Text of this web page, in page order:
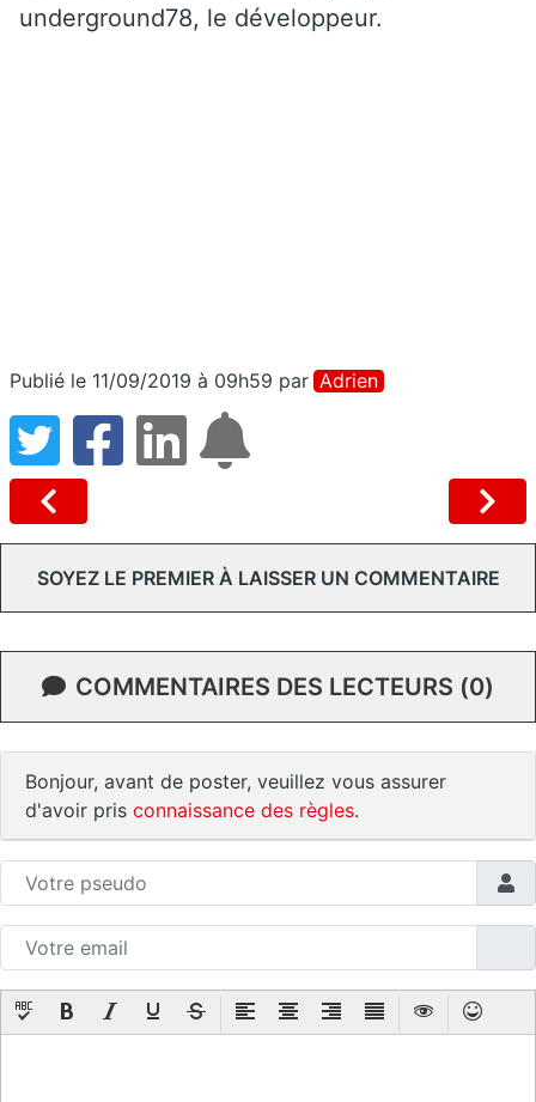
underground78, le développeur.
Publié le 11/09/2019 à 09h59 par Adrien
SOYEZ LE PREMIER À LAISSER UN COMMENTAIRE
COMMENTAIRES DES LECTEURS (0)
Bonjour, avant de poster, veuillez vous assurer
d'avoir pris connaissance des règles.